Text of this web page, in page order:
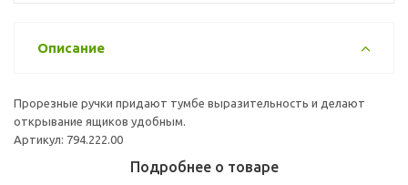
Описание
Прорезные ручки придают тумбе выразительность и делают
открывание ящиков удобным.
Артикул: 794.222.00
Подробнее о товаре